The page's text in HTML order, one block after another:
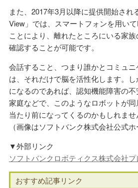
また、2017年3月以降に提供開始され
View」では、スマートフォンを用い
ことにより、離れたところにいる家
確認することが可能です。
会話すること、つまり誰かとコミュ
は、それだけで脳を活性化します。
になるのであれば、認知機能障害の
家庭などで、このようなロボットが
当たり前になってくるのかもしれませ
（画像はソフトバンク株式会社公式ホ
▼外部リンク
ソフトバンクロボティクス株式会社
おすすめ記事リンク